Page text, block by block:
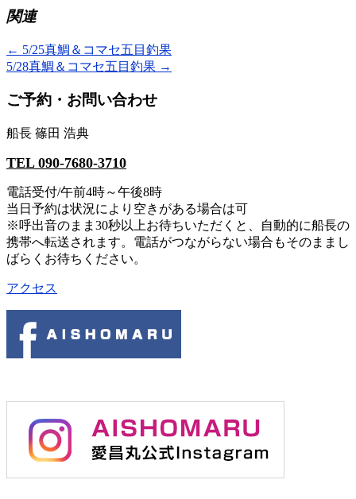
関連
← 5/25真鯛＆コマセ五目釣果
5/28真鯛＆コマセ五目釣果 →
ご予約・お問い合わせ
船長 篠田 浩典
TEL 090-7680-3710
電話受付/午前4時～午後8時
当日予約は状況により空きがある場合は可
※呼出音のまま30秒以上お待ちいただくと、自動的に船長の
携帯へ転送されます。電話がつながらない場合もそのままし
ばらくお待ちください。
アクセス